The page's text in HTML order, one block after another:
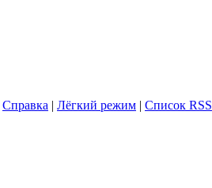
Справка | Лёгкий режим | Список RSS